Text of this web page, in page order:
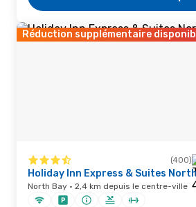
Réduction supplémentaire
(400)
Holiday Inn Express & Suites
North Bay · 2,4 km depuis le centre-ville